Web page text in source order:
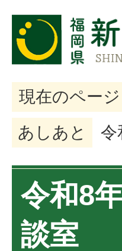
現在のページ
あしあと
令
令和8
談室